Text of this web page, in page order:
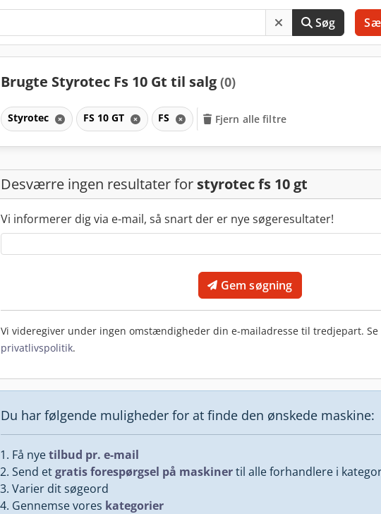
Søg
Brugte Styrotec Fs 10 Gt til salg (0)
Styrotec FS 10 GT FS Fjern alle filtre
Desværre ingen resultater for styrotec fs 10 gt
Vi informerer dig via e-mail, så snart der er nye søgeresultater!
Gem søgning
Vi videregiver under ingen omstændigheder din e-mailadresse til tredjepart. Se
privatlivspolitik.
Du har følgende muligheder for at finde den ønskede maskine:
Få nyetilbud pr. e-mail
Send etgratis forespørgsel på maskinertil alle forhandlere i
Varier dit søgeord
Gennemse vores kategorier